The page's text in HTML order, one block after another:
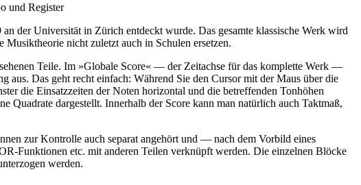
und Register
der Universität in Zürich entdeckt wurde. Das gesamte klassische Werk wird
nicht zuletzt auch in Schulen ersetzen.
Teile. Im »Globale Score« — der Zeitachse für das komplette Werk —
aus. Das geht recht einfach: Während Sie den Cursor mit der Maus über die
die Einsatzzeiten der Noten horizontal und die betreffenden Tonhöhen
Quadrate dargestellt. Innerhalb der Score kann man natürlich auch Taktmaß,
zur Kontrolle auch separat angehört und — nach dem Vorbild eines
Funktionen etc. mit anderen Teilen verknüpft werden. Die einzelnen Blöcke
werden.